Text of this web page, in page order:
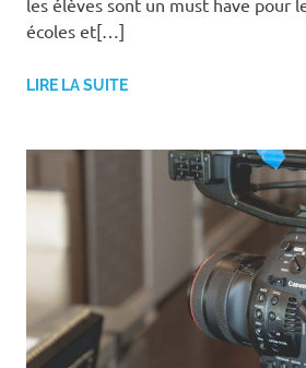
les élèves sont un must have pour
écoles et[…]
LIRE LA SUITE